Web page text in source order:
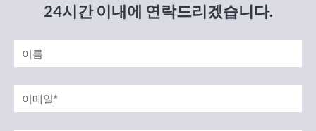
24시간 이내에 연락드리겠습니다.